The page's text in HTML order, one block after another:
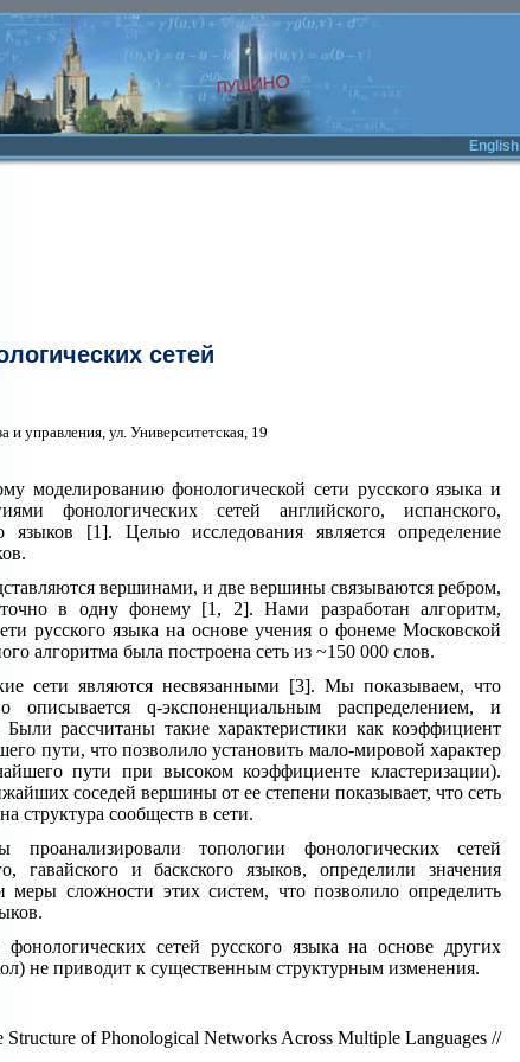
English
сетей
управления, ул. Университетская, 19
моделированию фонологической сети русского языка и
фонологических сетей английского, испанского,
языков [1]. Целью исследования является определение
вершинами, и две вершины связываются ребром,
точно в одну фонему [1, 2]. Нами разработан алгоритм,
русского языка на основе учения о фонеме Московской
алгоритма была построена сеть из ~150 000 слов.
сети являются несвязанными [3]. Мы показываем, что
описывается q-экспоненциальным распределением, и
Были рассчитаны такие характеристики как коэффициент
пути, что позволило установить мало-мировой характер
пути при высоком коэффициенте кластеризации).
соседей вершины от ее степени показывает, что сеть
структура сообществ в сети.
топологии фонологических сетей
гавайского и баскского языков, определили значения
меры сложности этих систем, что позволило определить
сетей русского языка на основе других
не приводит к существенным структурным изменения.
of Phonological Networks Across Multiple Languages //